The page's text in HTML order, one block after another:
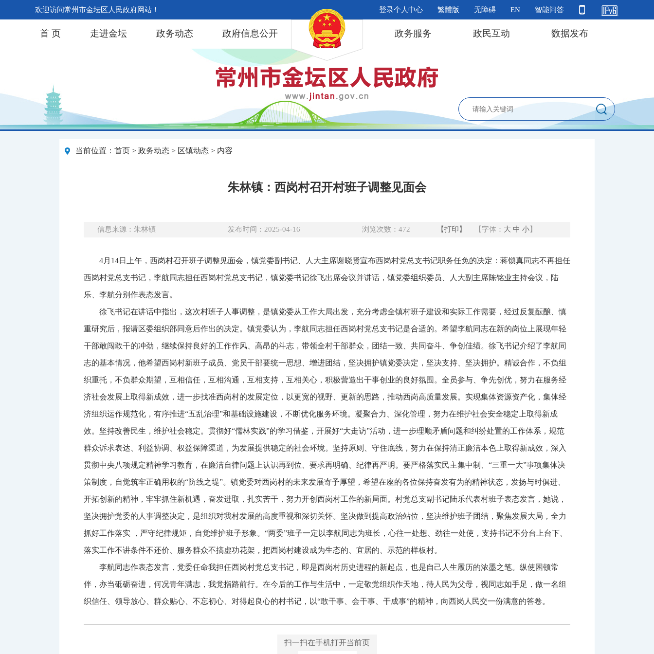
欢迎访问常州市金坛区人民政府网站！ 登录个人中心 繁體版 无障碍 EN 智能问答
首 页 走进金坛 政务动态 政府信息公开 政务服务 政民互动 数据发布
当前位置： 首页 > 政务动态 > 区镇动态 > 内容
朱林镇：西岗村召开村班子调整见面会
信息来源：朱林镇 发布时间：2025-04-16 浏览次数： 472 【打印】 【字体： 大 中 小】
4月14日上午，西岗村召开班子调整见面会，镇党委副书记、人大主席谢晓贤宣布西岗村党总支书记职务任免的决定：蒋锁真同志不再担任
西岗村党总支书记，李航同志担任西岗村党总支书记，镇党委书记徐飞出席会议并讲话，镇党委组织委员、人大副主席陈铭业主持会议，陆
乐、李航分别作表态发言。
徐飞书记在讲话中指出，这次村班子人事调整，是镇党委从工作大局出发，充分考虑全镇村班子建设和实际工作需要，经过反复酝酿、慎
重研究后，报请区委组织部同意后作出的决定。镇党委认为，李航同志担任西岗村党总支书记是合适的。希望李航同志在新的岗位上展现年轻
干部敢闯敢干的冲劲，继续保持良好的工作作风、高昂的斗志，带领全村干部群众，团结一致、共同奋斗、争创佳绩。徐飞书记介绍了李航同
志的基本情况，他希望西岗村新班子成员、党员干部要统一思想、增进团结，坚决拥护镇党委决定，坚决支持、坚决拥护。精诚合作，不负组
织重托，不负群众期望，互相信任，互相沟通，互相支持，互相关心，积极营造出干事创业的良好氛围。全员参与、争先创优，努力在服务经
济社会发展上取得新成效，进一步找准西岗村的发展定位，以更宽的视野、更新的思路，推动西岗高质量发展。实现集体资源资产化，集体经
济组织运作规范化，有序推进“五乱治理”和基础设施建设，不断优化服务环境。凝聚合力、深化管理，努力在维护社会安全稳定上取得新成
效。坚持改善民生，维护社会稳定。贯彻好“儒林实践”的学习借鉴，开展好“大走访”活动，进一步理顺矛盾问题和纠纷处置的工作体系，规范
群众诉求表达、利益协调、权益保障渠道，为发展提供稳定的社会环境。坚持原则、守住底线，努力在保持清正廉洁本色上取得新成效，深入
贯彻中央八项规定精神学习教育，在廉洁自律问题上认识再到位、要求再明确、纪律再严明。要严格落实民主集中制、“三重一大”事项集体决
策制度，自觉筑牢正确用权的“防线之堤”。镇党委对西岗村的未来发展寄予厚望，希望在座的各位保持奋发有为的精神状态，发扬与时俱进、
开拓创新的精神，牢牢抓住新机遇，奋发进取，扎实苦干，努力开创西岗村工作的新局面。村党总支副书记陆乐代表村班子表态发言，她说，
坚决拥护党委的人事调整决定，是组织对我村发展的高度重视和深切关怀。坚决做到提高政治站位，坚决维护班子团结，聚焦发展大局，全力
抓好工作落实 ，严守纪律规矩，自觉维护班子形象。“两委”班子一定以李航同志为班长，心往一处想、劲往一处使，支持书记不分台上台下、
落实工作不讲条件不还价、服务群众不搞虚功花架，把西岗村建设成为生态的、宜居的、示范的样板村。
李航同志作表态发言，党委任命我担任西岗村党总支书记，即是西岗村历史进程的新起点，也是自己人生履历的浓墨之笔。纵使困顿常
伴，亦当砥砺奋进，何况青年满志，我党指路前行。在今后的工作与生活中，一定敬党组织作天地，待人民为父母，视同志如手足，做一名组
织信任、领导放心、群众贴心、不忘初心、对得起良心的村书记，以“敢干事、会干事、干成事”的精神，向西岗人民交一份满意的答卷。
扫一扫在手机打开当前页